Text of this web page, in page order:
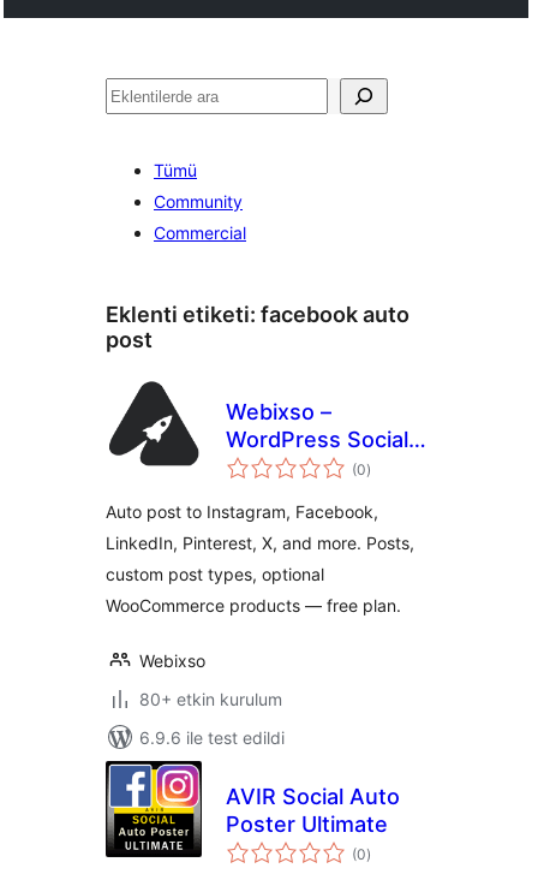
Ara
Tümü
Community
Commercial
Eklenti etiketi: facebook auto
post
Webixso –
WordPress Social
Media Auto Post &
(0toplam
puan
)
Auto post to Instagram, Facebook,
LinkedIn, Pinterest, X, and more. Posts,
custom post types, optional
WooCommerce products — free plan.
Webixso
80+ etkin kurulum
6.9.6 ile test edildi
AVIR Social Auto
Poster Ultimate
(0toplam
puan
)